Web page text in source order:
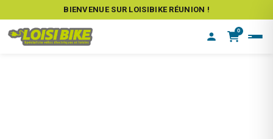
BIENVENUE SUR LOISIBIKE RÉUNION !
0